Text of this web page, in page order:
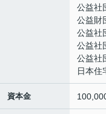
公益社
公益財
公益社
公益社
公益社
日本住
資本金